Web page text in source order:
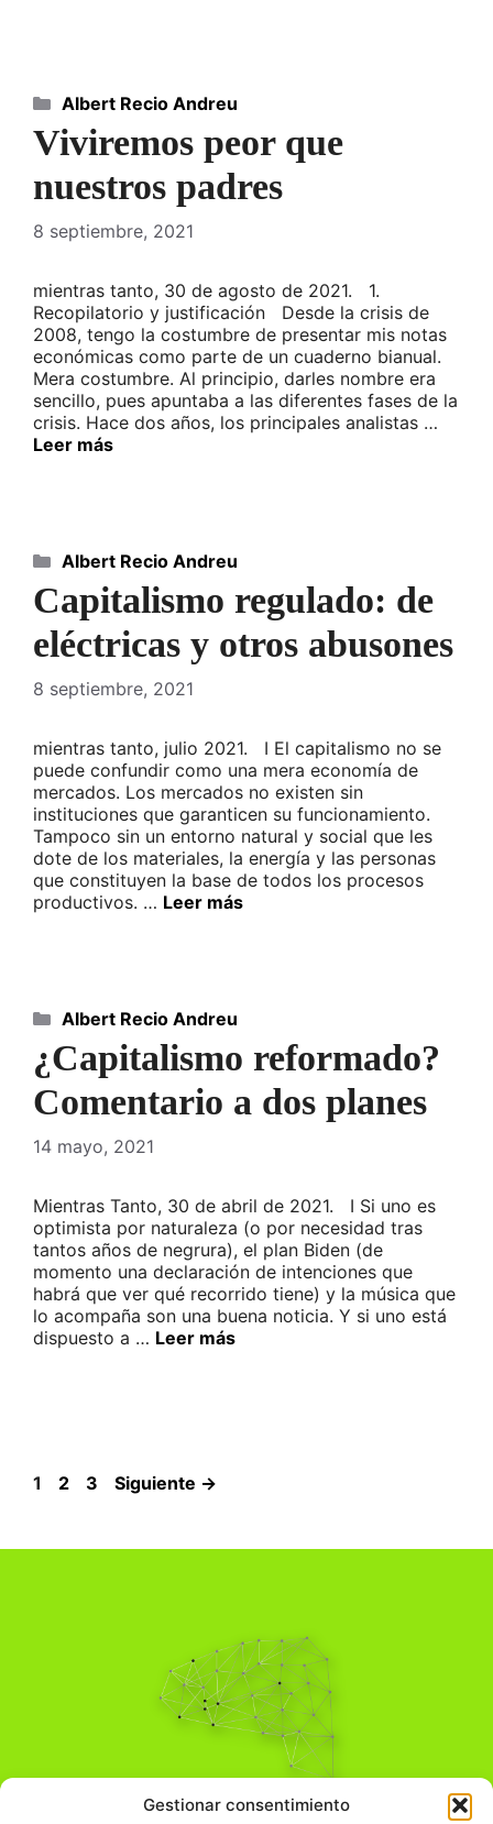
Gestionar consentimiento
Viviremos peor que
nuestros padres
8 septiembre, 2021
mientras tanto, 30 de agosto de 2021. 1.
Recopilatorio y justificación Desde la crisis de
2008, tengo la costumbre de presentar mis notas
económicas como parte de un cuaderno bianual.
Mera costumbre. Al principio, darles nombre era
sencillo, pues apuntaba a las diferentes fases de la
crisis. Hace dos años, los principales analistas …
Leer más
Categorías
Albert Recio Andreu
Capitalismo regulado: de
eléctricas y otros abusones
8 septiembre, 2021
mientras tanto, julio 2021. I El capitalismo no se
puede confundir como una mera economía de
mercados. Los mercados no existen sin
instituciones que garanticen su funcionamiento.
Tampoco sin un entorno natural y social que les
dote de los materiales, la energía y las personas
que constituyen la base de todos los procesos
productivos. … Leer más
Categorías
Albert Recio Andreu
¿Capitalismo reformado?
Comentario a dos planes
14 mayo, 2021
Mientras Tanto, 30 de abril de 2021. I Si uno es
optimista por naturaleza (o por necesidad tras
tantos años de negrura), el plan Biden (de
momento una declaración de intenciones que
habrá que ver qué recorrido tiene) y la música que
lo acompaña son una buena noticia. Y si uno está
dispuesto a … Leer más
Categorías
Albert Recio Andreu
Página
1 Página
2 Página
3 Siguiente →
Pensamiento Crítico